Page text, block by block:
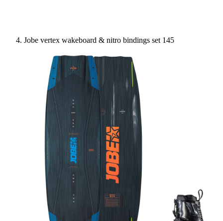
Jobe vertex wakeboard & nitro bindings set 145